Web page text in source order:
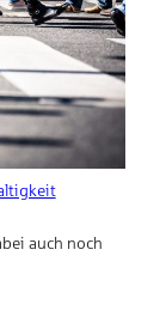
auch noch